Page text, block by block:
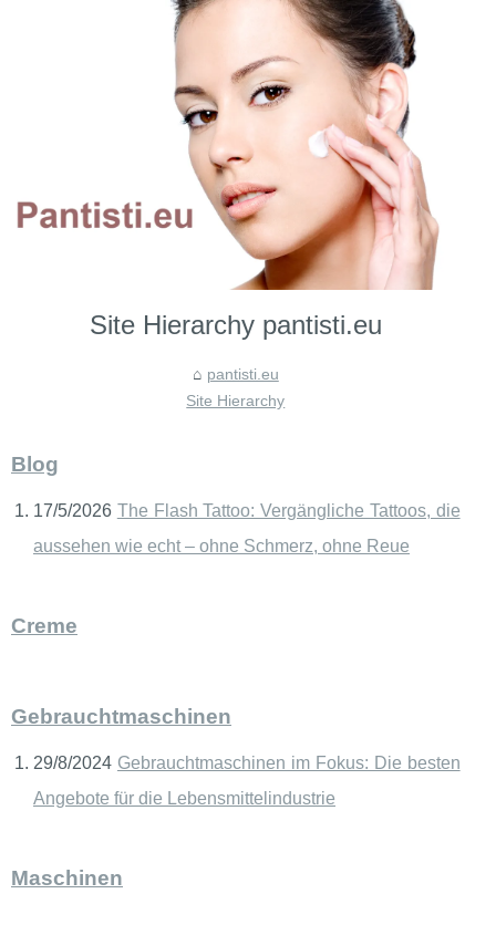
Site Hierarchy pantisti.eu
pantisti.eu
Site Hierarchy
Blog
17/5/2026 The Flash Tattoo: Vergängliche Tattoos, die
aussehen wie echt – ohne Schmerz, ohne Reue
Creme
Gebrauchtmaschinen
29/8/2024 Gebrauchtmaschinen im Fokus: Die besten
Angebote für die Lebensmittelindustrie
Maschinen